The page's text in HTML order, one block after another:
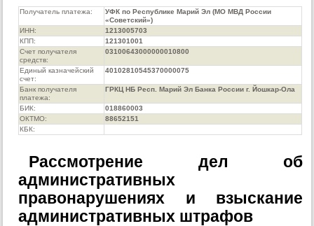
Получатель платежа:
УФК по Республике Марий Эл (МО МВД России
«Советский»)
ИНН:
1213005703
КПП:
121301001
Счет получателя
средств:
03100643000000010800
Единый казначейский
счет:
40102810545370000075
Банк получателя
платежа:
ГРКЦ НБ Респ. Марий Эл Банка России г. Йошкар-Ола
БИК:
018860003
ОКТМО:
88652151
КБК:
Рассмотрение дел об
административных
правонарушениях и взыскание
административных штрафов